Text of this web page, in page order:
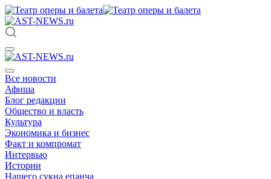
Все новости
Афиша
Блог редакции
Общество и власть
Культура
Экономика и бизнес
Факт и компромат
Интервью
Истории
Нашего сукна епанча